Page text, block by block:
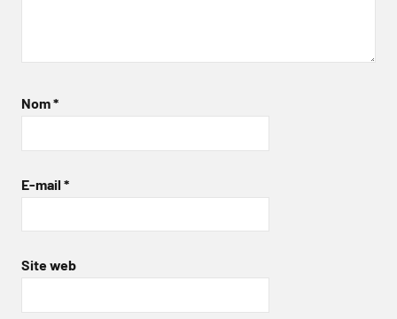
Nom*
E-mail *
Site web